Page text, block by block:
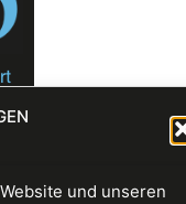
und unseren
Räume